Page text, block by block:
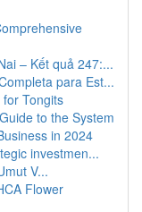
– Kết quả 247:...
para Est...
Tongits
to the System
in 2024
investmen...
V...
Flower